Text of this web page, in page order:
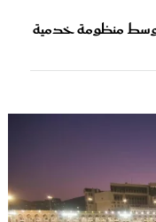
وسط منظومة خدمية